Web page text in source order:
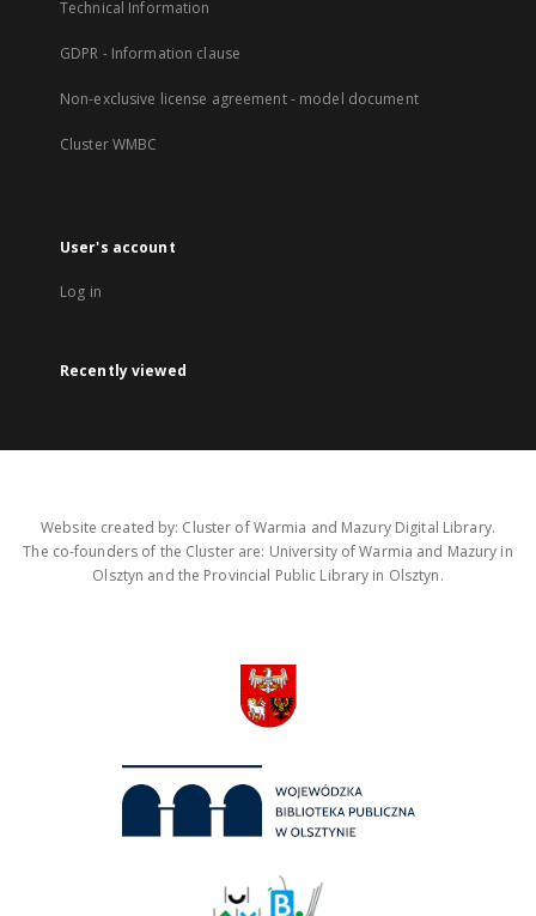
Technical Information
GDPR - Information clause
Non-exclusive license agreement - model document
Cluster WMBC
User's account
Log in
Recently viewed
Website created by: Cluster of Warmia and Mazury Digital Library.
The co-founders of the Cluster are: University of Warmia and Mazury in
Olsztyn and the Provincial Public Library in Olsztyn.